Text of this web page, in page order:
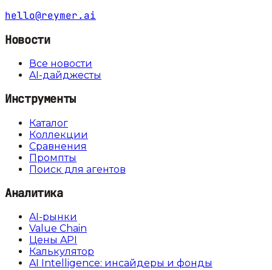
hello@reymer.ai
Новости
Все новости
AI-дайджесты
Инструменты
Каталог
Коллекции
Сравнения
Промпты
Поиск для агентов
Аналитика
AI-рынки
Value Chain
Цены API
Калькулятор
AI Intelligence: инсайдеры и фонды